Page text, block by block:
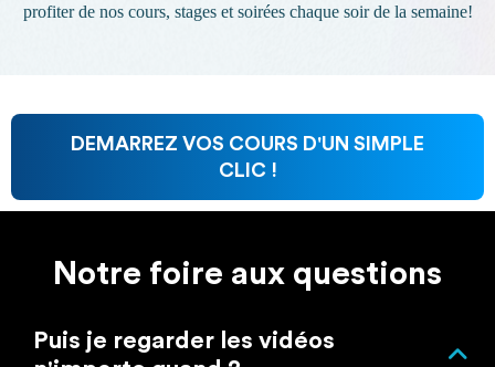
profiter de nos cours, stages et soirées chaque soir de la semaine!
DEMARREZ VOS COURS D'UN SIMPLE
CLIC !
Notre foire aux questions
Puis je regarder les vidéos